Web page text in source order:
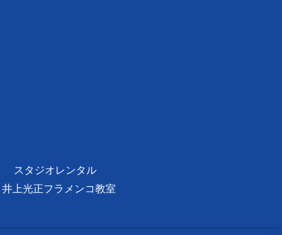
スタジオレンタル
井上光正フラメンコ教室